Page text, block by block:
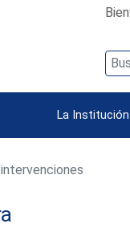
La Institución